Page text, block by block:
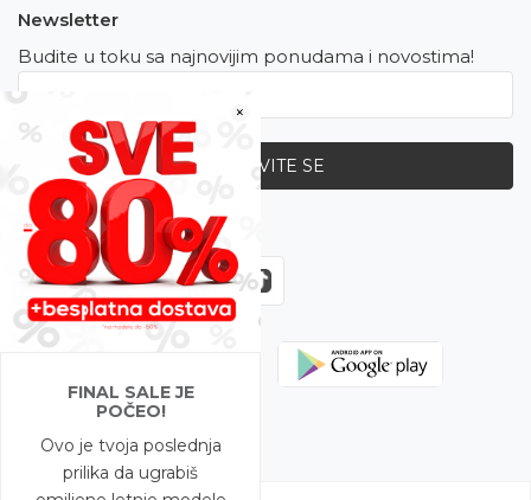
×
FINAL SALE JE
POČEO!
Ovo je tvoja poslednja
prilika da ugrabiš
Newsletter
Budite u toku sa najnovijim ponudama i novostima!
PRIJAVITE SE
Zapratite nas